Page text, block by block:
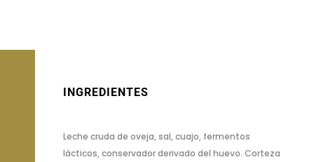
INGREDIENTES
Leche cruda de oveja, sal, cuajo, fermentos
lácticos, conservador derivado del huevo. Corteza